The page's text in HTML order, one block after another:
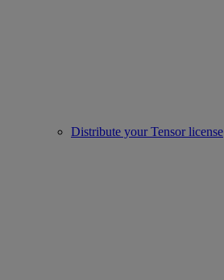
Distribute your Tensor license